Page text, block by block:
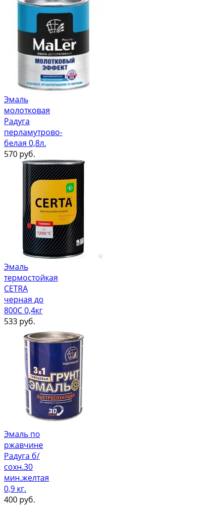
Эмаль
молотковая
Радуга
перламутрово-
белая 0,8л.
570 руб.
Эмаль
термостойкая
CETRA
черная до
800С 0,4кг
533 руб.
Эмаль по
ржавчине
Радуга б/
сохн.30
мин.желтая
0,9 кг.
400 руб.